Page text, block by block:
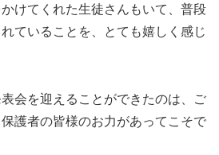
けてくれた生徒さんもいて、普段
ていることを、とても嬉しく感じ
会を迎えることができたのは、ご
護者の皆様のお力があってこそで